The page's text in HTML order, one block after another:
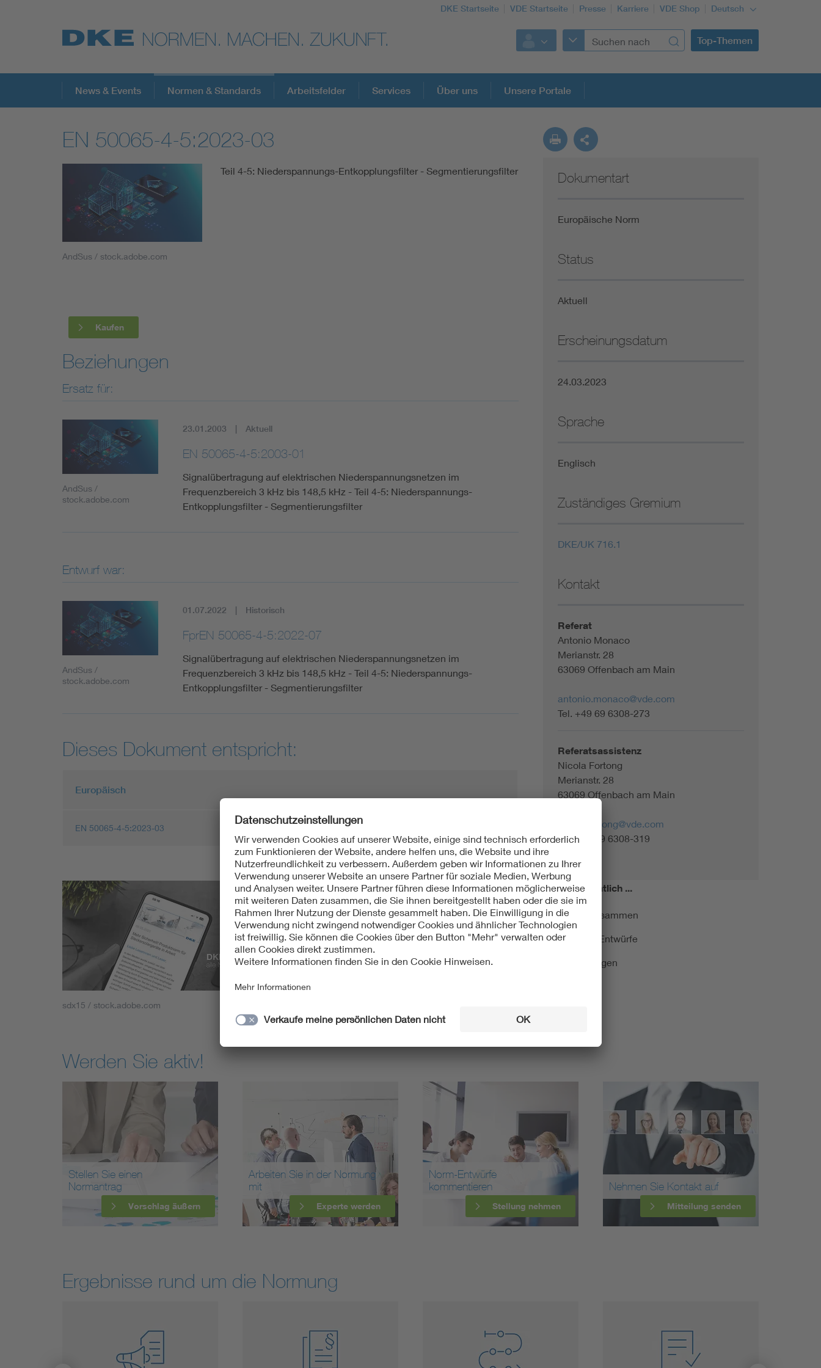
DKE Startseite VDE Startseite Presse Karriere VDE Shop Deutsch
Top-Themen
Top-Themen
VDE Fokusthemen
Digital Security
Energy
Living
Mobility
Smart Cities
DKE Fachinformationen im Kontext der Normung
Blitzschutz: DIN EN 62305 in der Übersicht Funktionale Sicherheit schützt den Menschen
Gleichstromanwendungen im Wachstum
News & Events Normen & Standards Arbeitsfelder Services Über uns Unsere Portale
EN 50065-4-5:2023-03
AndSus / stock.adobe.com
Teil 4-5: Niederspannungs-Entkopplungsfilter - Segmentierungsfilter
Kaufen
Beziehungen
Ersatz für:
AndSus /
stock.adobe.com
23.01.2003 Aktuell
EN 50065-4-5:2003-01
Signalübertragung auf elektrischen Niederspannungsnetzen im
Frequenzbereich 3 kHz bis 148,5 kHz - Teil 4-5: Niederspannungs-
Entkopplungsfilter - Segmentierungsfilter
Entwurf war:
AndSus /
stock.adobe.com
01.07.2022 Historisch
FprEN 50065-4-5:2022-07
Signalübertragung auf elektrischen Niederspannungsnetzen im
Frequenzbereich 3 kHz bis 148,5 kHz - Teil 4-5: Niederspannungs-
Entkopplungsfilter - Segmentierungsfilter
Dieses Dokument entspricht:
Europäisch
EN 50065-4-5:2023-03
Dokumentart
Europäische Norm
Status
Aktuell
Erscheinungsdatum
24.03.2023
Sprache
Englisch
Zuständiges Gremium
DKE/UK 716.1
Kontakt
Referat
Antonio Monaco
Merianstr. 28
63069 Offenbach am Main
antonio.monaco@vde.com
Tel. +49 69 6308-273
Referatsassistenz
Nicola Fortong
Merianstr. 28
63069 Offenbach am Main
nicola.fortong@vde.com
Tel. +49 69 6308-319
sdx15 / stock.adobe.com
Mit unserem DKE Newsletter sind Sie immer top informiert! Monatlich ...
fassen wir die wichtigsten Entwicklungen in der Normung kurz zusammen
berichten wir über aktuelle Arbeitsergebnisse, Publikationen und Entwürfe
informieren wir Sie bereits frühzeitig über zukünftige Veranstaltungen
Werden Sie aktiv!
Stellen Sie einen
Normantrag
Vorschlag äußern
Arbeiten Sie in der Normung
mit
Experte werden
Norm-Entwürfe
kommentieren
Stellung nehmen
Nehmen Sie Kontakt auf
Mitteilung senden
Ergebnisse rund um die Normung